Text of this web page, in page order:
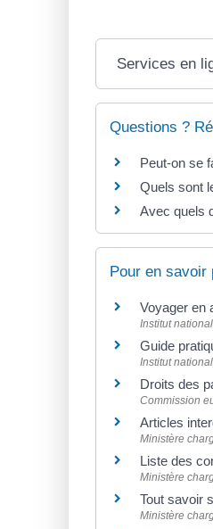
Services en
Questions ?
Peut-on se
Quels sont
Avec quels
Pour en savoir
Voyager en
Institut
Guide
Institut
Droits des
Commission
Articles
Ministère
Liste des
Ministère
Tout savoir
Ministère